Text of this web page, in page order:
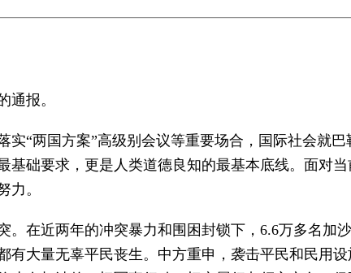
通报。
实“两国方案”高级别会议等重要场合，国际社会就
基础要求，更是人类道德良知的最基本底线。面对
力。
。在近两年的冲突暴力和围困封锁下，6.6万多名加
有大量无辜平民丧生。中方重申，袭击平民和民用